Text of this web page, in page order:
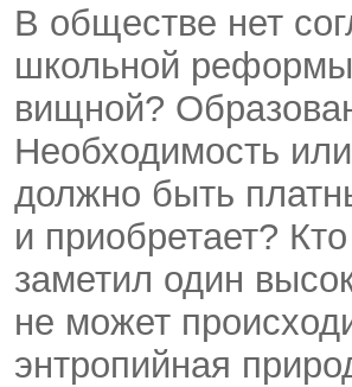
В обществе нет
школьной
вищной?
Необходимость
должно быть
и приоб­ретает?
заме­тил один
не может
энтропийная